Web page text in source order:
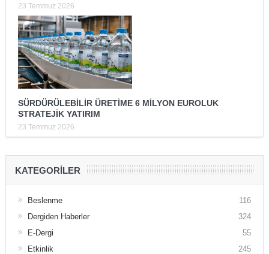
23 Temmuz 2026
SÜRDÜRÜLEBİLİR ÜRETİME 6 MİLYON EUROLUK
STRATEJİK YATIRIM
23 Temmuz 2026
KATEGORILER
Beslenme
116
Dergiden Haberler
324
E-Dergi
55
Etkinlik
245